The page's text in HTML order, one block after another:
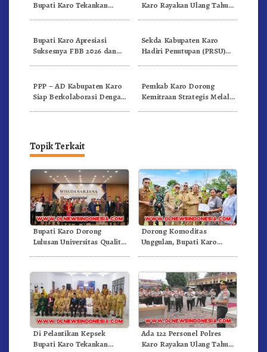
Bupati Karo Tekankan
Karo Rayakan Ulang Tahun
Bupati Karo Apresiasi
Suksesnya FBB 2026 dan
Sekda Kabupaten Karo
Hadiri Penutupan (PRSU)
PPP – AD Kabupaten Karo
Siap Berkolaborasi Dengan
Pemkab Karo Dorong
Kemitraan Strategis Melalui
Topik Terkait
Bupati Karo Dorong
Lulusan Universitas Quality
Dorong Komoditas
Unggulan, Bupati Karo
Di Pelantikan Kepsek
Bupati Karo Tekankan
Ada 122 Personel Polres
Karo Rayakan Ulang Tahun